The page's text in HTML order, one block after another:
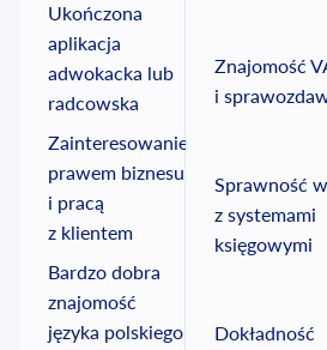
Ukończona
aplikacja
adwokacka lub
radcowska
Zainteresowanie
prawem biznesu
i pracą
z klientem
Bardzo dobra
znajomość
języka polskiego
Znajomość
i
Sprawność
z systemami
księgowymi
Dokładność